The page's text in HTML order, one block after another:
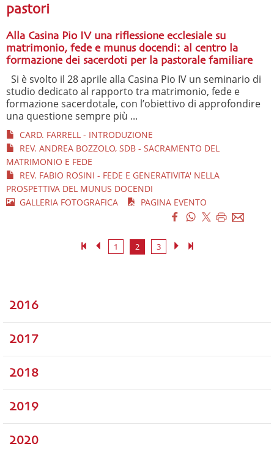
pastori
Alla Casina Pio IV una riflessione ecclesiale su
matrimonio, fede e munus docendi: al centro la
formazione dei sacerdoti per la pastorale familiare
Si è svolto il 28 aprile alla Casina Pio IV un seminario di
studio dedicato al rapporto tra matrimonio, fede e
formazione sacerdotale, con l’obiettivo di approfondire
una questione sempre più ...
CARD. FARRELL - INTRODUZIONE
REV. ANDREA BOZZOLO, SDB - SACRAMENTO DEL
MATRIMONIO E FEDE
REV. FABIO ROSINI - FEDE E GENERATIVITA' NELLA
PROSPETTIVA DEL MUNUS DOCENDI
GALLERIA FOTOGRAFICA
PAGINA EVENTO
1 2 3
2016
2017
2018
2019
2020